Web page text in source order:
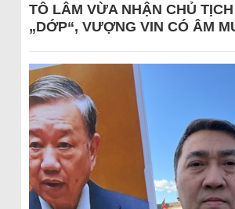
TÔ LÂM VỪA NHẬN CHỦ
„DỚP“, VƯỢNG VIN CÓ ÂM